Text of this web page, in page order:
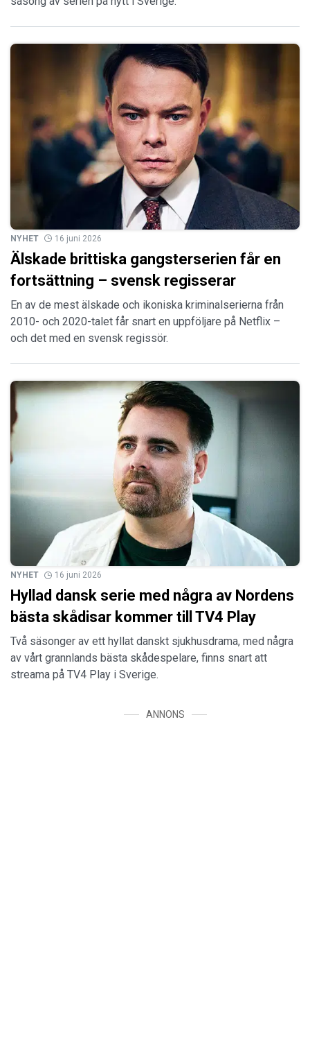
NYHET 16 juni 2026
Älskade brittiska gangsterserien får en
fortsättning – svensk regisserar
En av de mest älskade och ikoniska kriminalserierna från
2010- och 2020-talet får snart en uppföljare på Netflix –
och det med en svensk regissör.
NYHET 16 juni 2026
Hyllad dansk serie med några av Nordens
bästa skådisar kommer till TV4 Play
Två säsonger av ett hyllat danskt sjukhusdrama, med några
av vårt grannlands bästa skådespelare, finns snart att
streama på TV4 Play i Sverige.
ANNONS